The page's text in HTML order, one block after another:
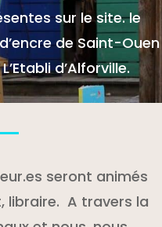
sur le site. le
de Saint-Ouen
d’Alforville.
seront animés
libraire. A travers la